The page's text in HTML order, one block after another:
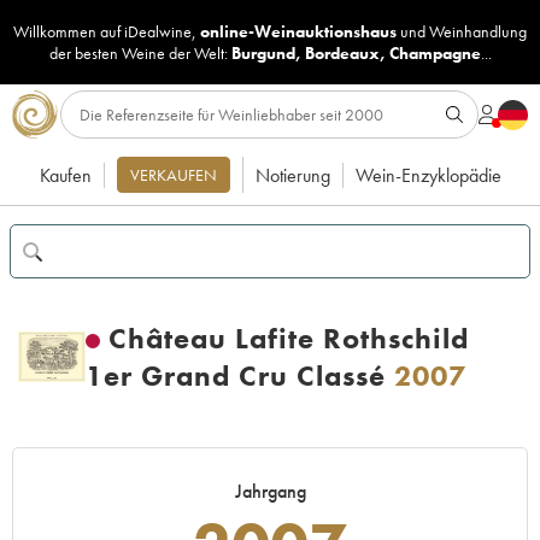
Willkommen auf iDealwine, online-Weinauktionshaus undWeinhandlung
der besten Weine der Welt: Burgund, Bordeaux, Champagne...
Kaufen VERKAUFEN Notierung Wein-Enzyklopädie
Château Lafite Rothschild
1er Grand Cru Classé 2007
Jahrgang